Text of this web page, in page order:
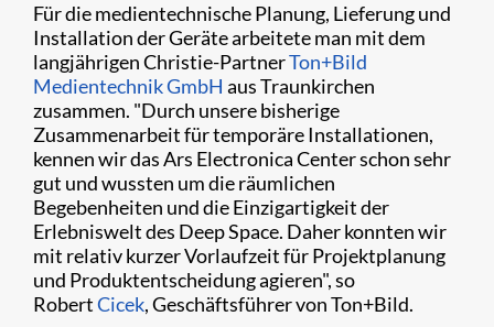
Für die medientechnische Planung, Lieferung und
Installation der Geräte arbeitete man mit dem
langjährigen Christie-PartnerTon+Bild
Medientechnik GmbH aus Traunkirchen
zusammen. "Durch unsere bisherige
Zusammenarbeit für temporäre Installationen,
kennen wir das Ars Electronica Center schon sehr
gut und wussten um die räumlichen
Begebenheiten und die Einzigartigkeit der
Erlebniswelt des Deep Space. Daher konnten wir
mit relativ kurzer Vorlaufzeit für Projektplanung
und Produktentscheidung agieren", so
RobertCicek, Geschäftsführer von Ton+Bild.